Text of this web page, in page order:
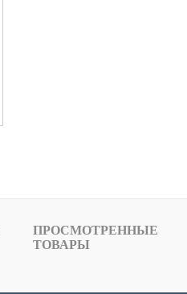
ПРОСМОТРЕННЫЕ
ТОВАРЫ